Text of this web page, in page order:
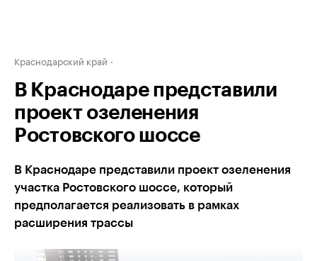
Краснодарский край
В Краснодаре представили
проект озеленения
Ростовского шоссе
В Краснодаре представили проект озеленения
участка Ростовского шоссе, который
предполагается реализовать в рамках
расширения трассы